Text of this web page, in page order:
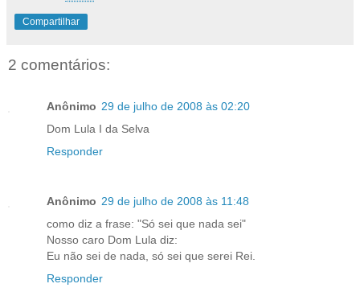
Compartilhar
2 comentários:
Anônimo 29 de julho de 2008 às 02:20
Dom Lula I da Selva
Responder
Anônimo 29 de julho de 2008 às 11:48
como diz a frase: "Só sei que nada sei"
Nosso caro Dom Lula diz:
Eu não sei de nada, só sei que serei Rei.
Responder